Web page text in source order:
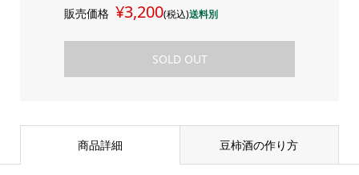
販売価格 ¥3,200(税込)送料別
SOLD OUT
商品詳細 豆柿酒の作り方